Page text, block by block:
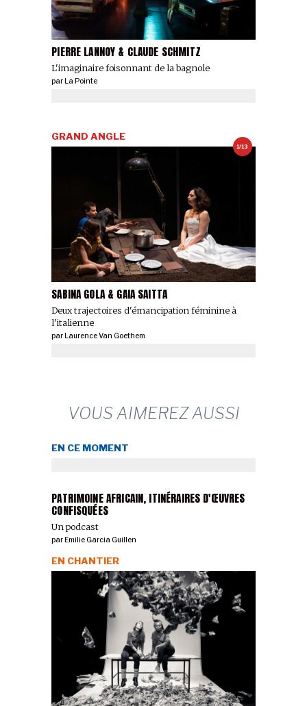
PIERRE LANNOY & CLAUDE SCHMITZ
L'imaginaire foisonnant de la bagnole
par La Pointe
1/13
SABINA GOLA & GAIA SAITTA
Deux trajectoires d'émancipation féminine à
l'italienne
GRAND ANGLE
par Laurence Van Goethem
VOUS AIMEREZ AUSSI
PATRIMOINE AFRICAIN, ITINÉRAIRES D'ŒUVRES
CONFISQUÉES
Un podcast
EN CE MOMENT
par Emilie Garcia Guillen
EN CHANTIER